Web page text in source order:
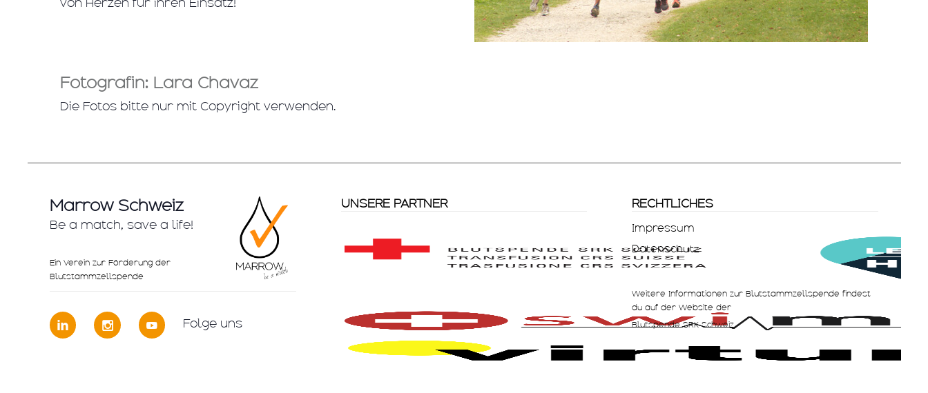
von Herzen für ihren Einsatz!
Fotografin: Lara Chavaz
Die Fotos bitte nur mit Copyright verwenden.
Marrow Schweiz
Be a match, save a life!
Ein Verein zur Förderung der
Blutstammzellspende
Folge uns
UNSERE PARTNER RECHTLICHES
Impressum
Datenschutz
Weitere Informationen zur Blutstammzellspende findest
du auf der Website der
Blutspende SRK Schweiz.